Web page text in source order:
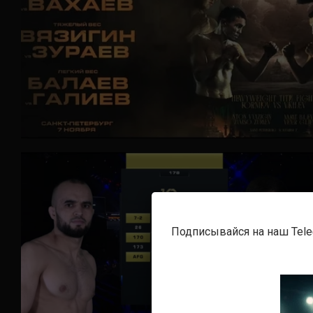
Подписывайся на наш